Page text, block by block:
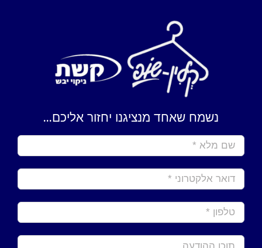
נשמח שאחד מנציגנו יחזור אליכם...